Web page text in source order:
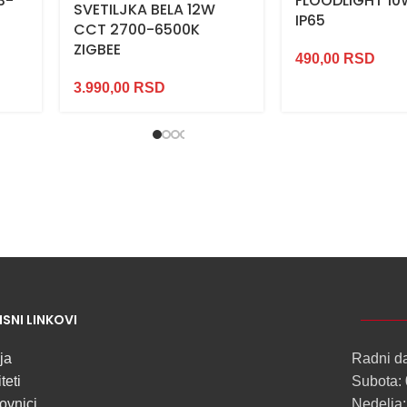
SVETILJKA BELA 12W
CCT 2700-6500K
ZIGBEE
3.990,00 RSD
IP65
490,00 RSD
LINKOVI
Radni
Subota: